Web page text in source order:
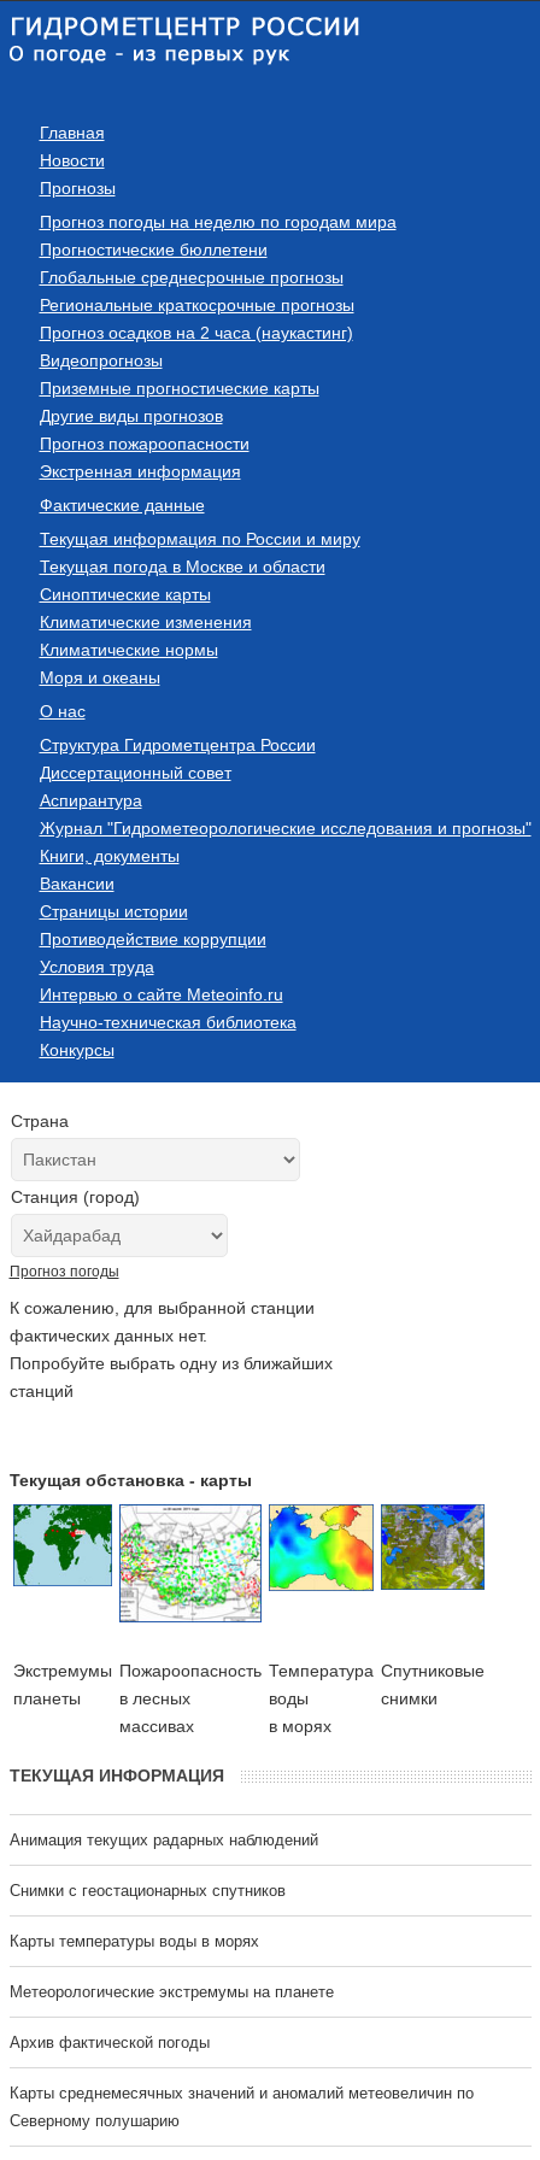
Главная
Новости
Прогнозы
Прогноз погоды на неделю по городам мира
Прогностические бюллетени
Глобальные среднесрочные прогнозы
Региональные краткосрочные прогнозы
Прогноз осадков на 2 часа (наукастинг)
Видеопрогнозы
Приземные прогностические карты
Другие виды прогнозов
Прогноз пожароопасности
Экстренная информация
Фактические данные
Текущая информация по России и миру
Текущая погода в Москве и области
Синоптические карты
Климатические изменения
Климатические нормы
Моря и океаны
О нас
Структура Гидрометцентра России
Диссертационный совет
Аспирантура
Журнал "Гидрометеорологические исследования и прогнозы"
Книги, документы
Вакансии
Страницы истории
Противодействие коррупции
Условия труда
Интервью о сайте Meteoinfo.ru
Научно-техническая библиотека
Конкурсы
Страна
Станция (город)
Прогноз погоды
К сожалению, для выбранной станции
фактических данных нет.
Попробуйте выбрать одну из ближайших
станций
Текущая обстановка - карты
Экстремумы
планеты
Пожароопасность
в лесных
массивах
Температура
воды
в морях
Cпутниковые
снимки
ТЕКУЩАЯ ИНФОРМАЦИЯ
Анимация текущих радарных наблюдений
Cнимки с геостационарных спутников
Карты температуры воды в морях
Метеорологические экстремумы на планете
Архив фактической погоды
Карты среднемесячных значений и аномалий метеовеличин по
Северному полушарию